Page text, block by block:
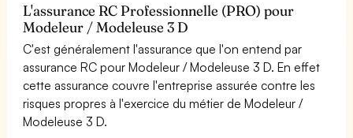
L'assurance RC Professionnelle (PRO) pour
Modeleur / Modeleuse 3 D
C'est généralement l'assurance que l'on entend par
assurance RC pour Modeleur / Modeleuse 3 D. En effet
cette assurance couvre l'entreprise assurée contre les
risques propres à l'exercice du métier de Modeleur /
Modeleuse 3 D.